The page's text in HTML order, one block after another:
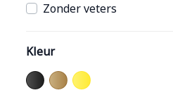
Zonder veters
Kleur